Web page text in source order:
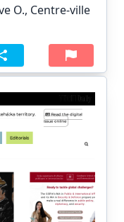
O., Centre-ville